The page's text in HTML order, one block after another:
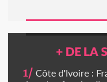
+ DE LA
1/ Côte d'Ivoire :